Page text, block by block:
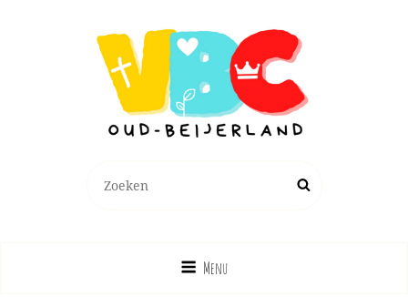
naar:
Zoek
Menu